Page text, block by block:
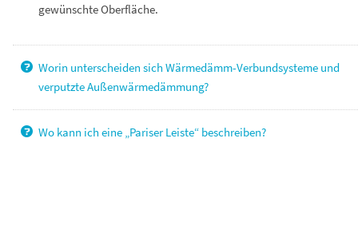
gewünschte Oberfläche.
Worin unterscheiden sich Wärmedämm-Verbundsysteme und
verputzte Außenwärmedämmung?
Wo kann ich eine „Pariser Leiste“ beschreiben?